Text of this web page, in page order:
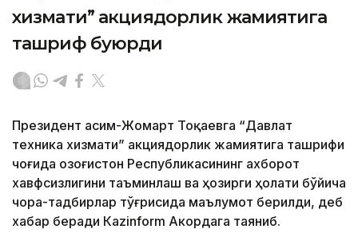
хизмати” акциядорлик жамиятига
ташриф буюрди
Президент Қасим-Жомарт Тоқаевга “Давлат
техника хизмати” акциядорлик жамиятига ташрифи
чоғида Қозоғистон Республикасининг ахборот
хавфсизлигини таъминлаш ва ҳозирги ҳолати бўйича
чора-тадбирлар тўғрисида маълумот берилди, деб
хабар беради Каzinform Акордага таяниб.